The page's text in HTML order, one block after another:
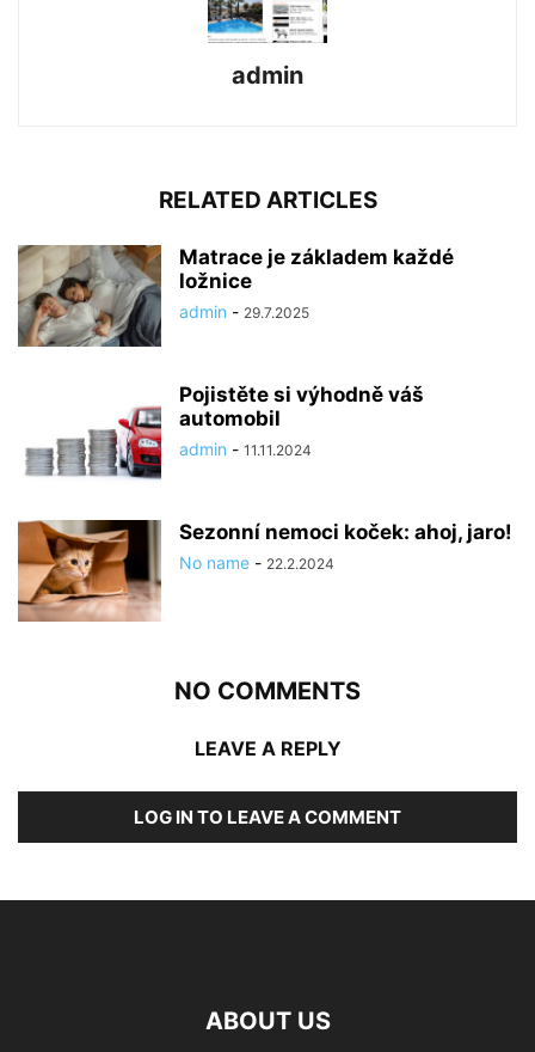
admin
RELATED ARTICLES
Matrace je základem každé
ložnice
admin - 29.7.2025
Pojistěte si výhodně váš
automobil
admin - 11.11.2024
Sezonní nemoci koček: ahoj, jaro!
No name - 22.2.2024
NO COMMENTS
LEAVE A REPLY
LOG IN TO LEAVE A COMMENT
ABOUT US